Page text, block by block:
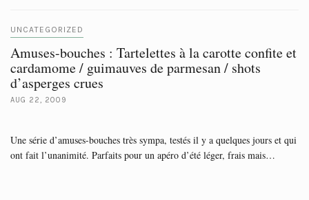
UNCATEGORIZED
Amuses-bouches : Tartelettes à la carotte confite et
cardamome / guimauves de parmesan / shots
d’asperges crues
AUG 22, 2009
Une série d’amuses-bouches très sympa, testés il y a quelques jours et qui
ont fait l’unanimité. Parfaits pour un apéro d’été léger, frais mais…